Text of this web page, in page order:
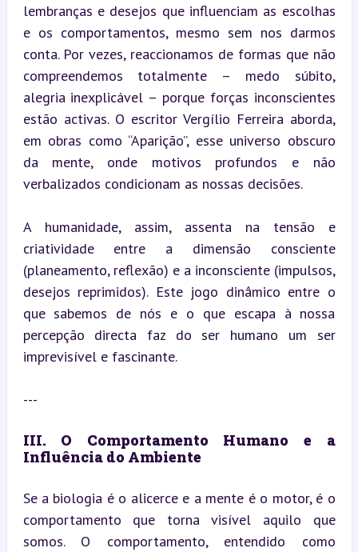
lembranças e desejos que influenciam as escolhas
e os comportamentos, mesmo sem nos darmos
conta. Por vezes, reaccionamos de formas que não
compreendemos totalmente – medo súbito,
alegria inexplicável – porque forças inconscientes
estão activas. O escritor Vergílio Ferreira aborda,
em obras como “Aparição”, esse universo obscuro
da mente, onde motivos profundos e não
verbalizados condicionam as nossas decisões.
A humanidade, assim, assenta na tensão e
criatividade entre a dimensão consciente
(planeamento, reflexão) e a inconsciente (impulsos,
desejos reprimidos). Este jogo dinâmico entre o
que sabemos de nós e o que escapa à nossa
percepção directa faz do ser humano um ser
imprevisível e fascinante.
---
III. O Comportamento Humano e a
Influência do Ambiente
Se a biologia é o alicerce e a mente é o motor, é o
comportamento que torna visível aquilo que
somos. O comportamento, entendido como